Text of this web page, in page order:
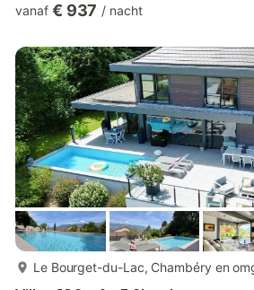
a toilet - A living room with an
dining room with its scullery with all the
(fridge-freezer, dishwasher, oven,
vanaf € 937 / nacht
Le Bourget-du-Lac, Chambéry en